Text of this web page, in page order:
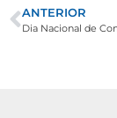
ANTERIOR
Dia Nacional de